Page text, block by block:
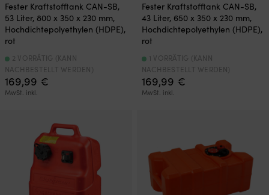
Fester Kraftstofftank CAN-SB,
53 Liter, 800 x 350 x 230 mm,
Hochdichtepolyethylen (HDPE),
rot
169,99 €
MwSt. inkl.
2 VORRÄTIG (KANN
NACHBESTELLT WERDEN)
Fester Kraftstofftank CAN-SB,
43 Liter, 650 x 350 x 230 mm,
Hochdichtepolyethylen (HDPE),
rot
169,99 €
MwSt. inkl.
1 VORRÄTIG (KANN
NACHBESTELLT WERDEN)